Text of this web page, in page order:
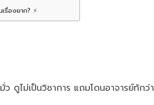
รื่องยาก? ⚡
ดูไม่เป็นวิชาการ แถมโดนอาจารย์ทักว่า